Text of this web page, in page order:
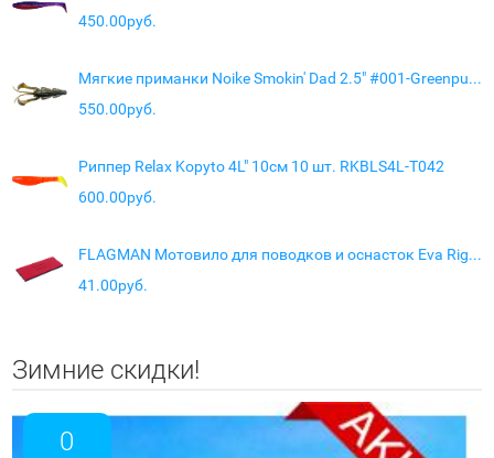
450.00руб.
Мягкие приманки Noike Smokin' Dad 2.5" #001-Greenpumpkin (7 шт.)
550.00руб.
Риппер Relax Kopyto 4L" 10см 10 шт. RKBLS4L-T042
600.00руб.
FLAGMAN Мотовило для поводков и оснасток Eva Rig blue-red 15х6х0,8см
41.00руб.
Зимние скидки!
0